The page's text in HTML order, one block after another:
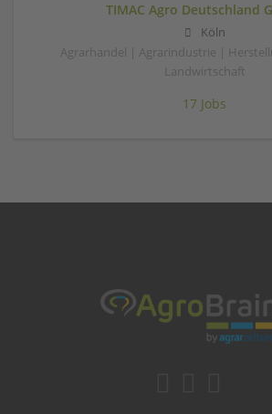
TIMAC Agro Deutschland
Köln
Agrarhandel | Agrarindustrie |
Landwirtschaft
17 Jobs